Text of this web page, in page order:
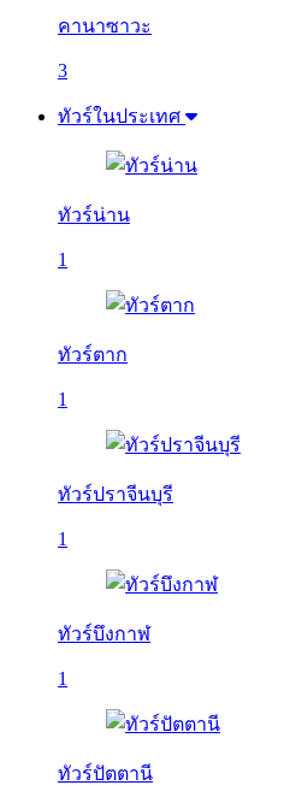
คานาซาวะ
3
ทัวร์ในประเทศ
ทัวร์น่าน
1
ทัวร์ตาก
1
ทัวร์ปราจีนบุรี
1
ทัวร์บึงกาฬ
1
ทัวร์ปัตตานี